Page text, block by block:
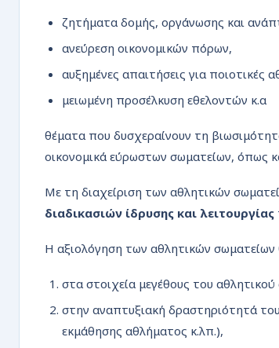
ζητήματα δομής, οργάνωσης και
ανεύρεση οικονομικών πόρων,
αυξημένες απαιτήσεις για ποιοτικές
μειωμένη προσέλκυση εθελοντών κ.α
θέματα που δυσχεραίνουν τη
οικονομικά εύρωστων σωματείων, όπως
Με τη διαχείριση των αθλητικών
διαδικασιών ίδρυσης και λειτουργίας
Η αξιολόγηση των αθλητικών σωματείων
στα στοιχεία μεγέθους του
στην αναπτυξιακή δραστηριότητά
εκμάθησης αθλήματος κ.λπ.),